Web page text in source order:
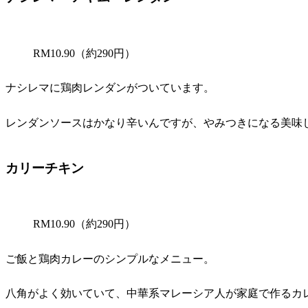
RM10.90（約290円）
ナシレマに鶏肉レンダンがついています。
レンダンソースはかなり辛いんですが、やみつきになる美味
カリーチキン
RM10.90（約290円）
ご飯と鶏肉カレーのシンプルなメニュー。
八角がよく効いていて、中華系マレーシア人が家庭で作るカ